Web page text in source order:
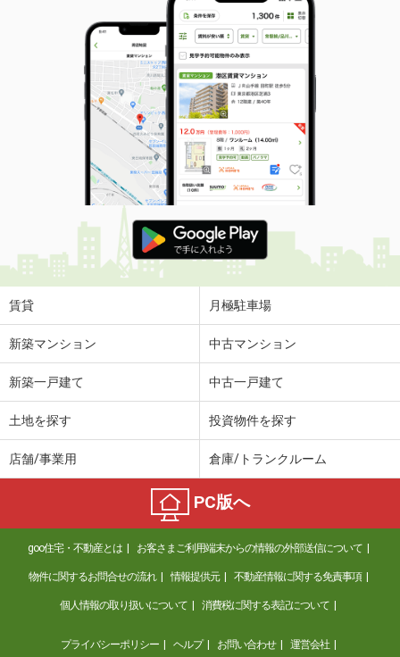
賃貸 月極駐車場
新築マンション 中古マンション
新築一戸建て 中古一戸建て
土地を探す 投資物件を探す
店舗/事業用 倉庫/トランクルーム
PC版へ
goo住宅・不動産とは お客さまご利用端末からの情報の外部送信について
物件に関するお問合せの流れ 情報提供元 不動産情報に関する免責事項
個人情報の取り扱いについて 消費税に関する表記について
プライバシーポリシー ヘルプ お問い合わせ 運営会社